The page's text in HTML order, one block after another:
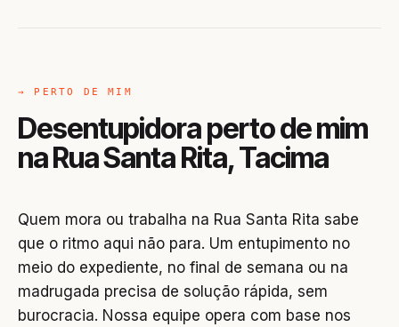
→ PERTO DE MIM
Desentupidora perto de mim
na Rua Santa Rita, Tacima
Quem mora ou trabalha na Rua Santa Rita sabe
que o ritmo aqui não para. Um entupimento no
meio do expediente, no final de semana ou na
madrugada precisa de solução rápida, sem
burocracia. Nossa equipe opera com base nos